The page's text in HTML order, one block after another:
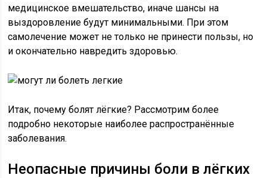
медицинское вмешательство, иначе шансы на
выздоровление будут минимальными. При этом
самолечение может не только не принести пользы, но
и окончательно навредить здоровью.
Итак, почему болят лёгкие? Рассмотрим более
подробно некоторые наиболее распространённые
заболевания.
Неопасные причины боли в лёгких